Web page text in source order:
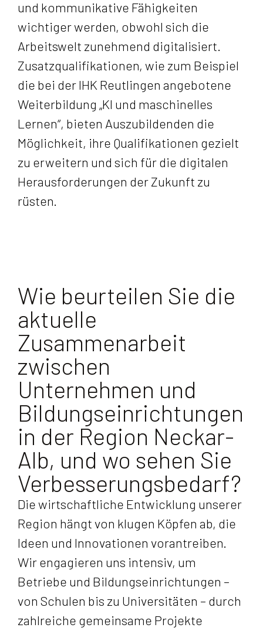
und kommunikative Fähigkeiten
wichtiger werden, obwohl sich die
Arbeitswelt zunehmend digitalisiert.
Zusatzqualifikationen, wie zum Beispiel
die bei der IHK Reutlingen angebotene
Weiterbildung „KI und maschinelles
Lernen“, bieten Auszubildenden die
Möglichkeit, ihre Qualifikationen gezielt
zu erweitern und sich für die digitalen
Herausforderungen der Zukunft zu
rüsten.
Wie beurteilen Sie die
aktuelle
Zusammenarbeit
zwischen
Unternehmen und
Bildungseinrichtungen
in der Region Neckar-
Alb, und wo sehen Sie
Verbesserungsbedarf?
Die wirtschaftliche Entwicklung unserer
Region hängt von klugen Köpfen ab, die
Ideen und Innovationen vorantreiben.
Wir engagieren uns intensiv, um
Betriebe und Bildungseinrichtungen –
von Schulen bis zu Universitäten – durch
zahlreiche gemeinsame Projekte